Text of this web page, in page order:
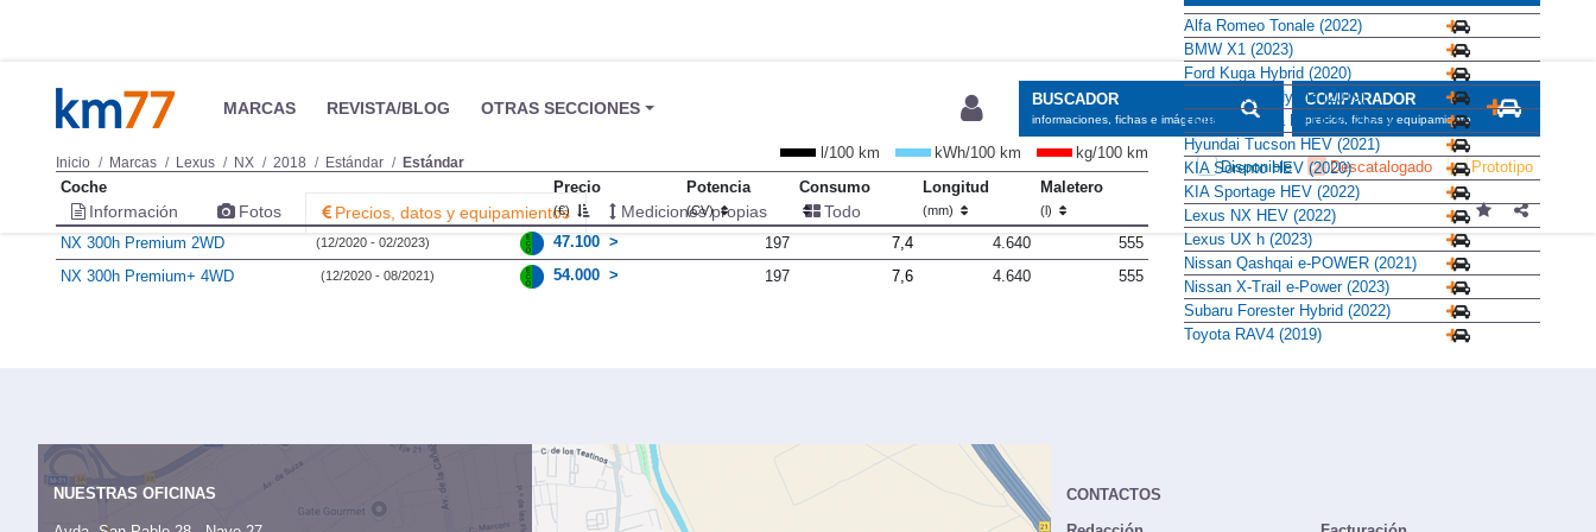
MARCAS REVISTA/BLOG OTRAS SECCIONES BUSCADOR
informaciones, fichas e imágenes
COMPARADOR
precios, fichas y equipamiento
Inicio Marcas Lexus NX 2018 Estándar Estándar Disponible Descatalogado Prototipo
Información Fotos Precios, datos y equipamientos Mediciones propias Todo
l/100 km kWh/100 km
kg/100 km
Coche
Precio
(€)
Potencia
(CV)
Consumo Longitud
(mm)
Maletero
(l)
NX 300h Premium 2WD (12/2020 - 02/2023) 47.100 197 7,4 4.640
555
NX 300h Premium+ 4WD
(12/2020 - 08/2021) 54.000 197 7,6 4.640 555
Alfa Romeo Tonale (2022)
BMW X1 (2023)
Ford Kuga Hybrid (2020)
Honda CR-V Hybrid (2019)
Hyundai Santa Fe HEV (2021)
Hyundai Tucson HEV (2021)
KIA Sorento HEV (2020)
KIA Sportage HEV (2022)
Lexus NX HEV (2022)
Lexus UX h (2023)
Nissan Qashqai e-POWER (2021)
Nissan X-Trail e-Power (2023)
Subaru Forester Hybrid (2022)
Toyota RAV4 (2019)
NUESTRAS OFICINAS
CONTACTOS